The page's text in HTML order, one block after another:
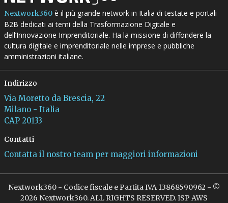
Nextwork360è il più grande network in Italia di testate e portali
B2B dedicati ai temi della Trasformazione Digitale e
dell’Innovazione Imprenditoriale. Ha la missione di diffondere la
cultura digitale e imprenditoriale nelle imprese e pubbliche
amministrazioni italiane.
Indirizzo
Via Moretto da Brescia, 22
Milano - Italia
CAP 20133
Contatti
Contatta il nostro team per maggiori informazioni
Nextwork360 - Codice fiscale e Partita IVA 13868590962 - ©
2026 Nextwork360. ALL RIGHTS RESERVED. ISP AWS